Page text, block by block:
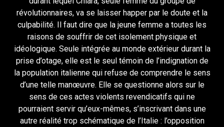
révolutionnaires, va se laisser happer par le doute et la
culpabilité. Il faut dire que la jeune femme a toutes les
raisons de souffrir de cet isolement physique et
idéologique. Seule intégrée au monde extérieur durant la
prise d’otage, elle est le seul témoin de l’indignation de
la population italienne qui refuse de comprendre le sens
d’une telle manœuvre. Elle se questionne alors sur le
sens de ces actes violents revendicatifs qui ne
pourraient servir qu’eux-mêmes, s’inscrivant dans une
autre réalité trop schématique de l’Italie : l’opposition